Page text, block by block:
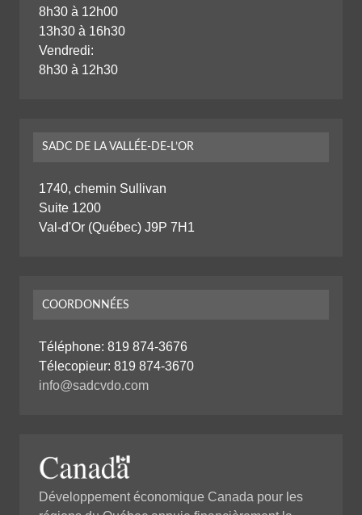
8h30 à 12h00
13h30 à 16h30
Vendredi:
8h30 à 12h30
SADC DE LA VALLÉE-DE-L’OR
1740, chemin Sullivan
Suite 1200
Val-d'Or (Québec) J9P 7H1
COORDONNÉES
Téléphone: 819 874-3676
Télecopieur: 819 874-3670
info@sadcvdo.com
Développement économique Canada pour les